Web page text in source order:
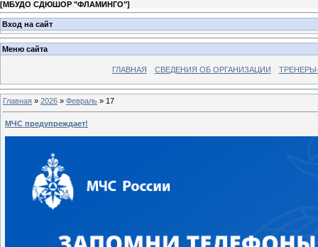
[МБУДО СДЮШОР "ФЛАМИНГО"]
Вход на сайт
Меню сайта
ГЛАВНАЯ СВЕДЕНИЯ ОБ ОРГАНИЗАЦИИ
Главная » 2026 » Февраль » 17
МЧС предупреждает!